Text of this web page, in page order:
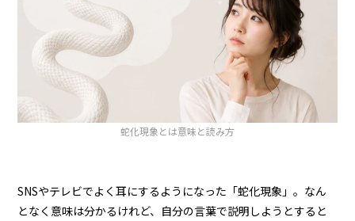
蛇化現象とは意味と読み方
SNSやテレビでよく耳にするようになった「蛇化現象」。なん
となく意味は分かるけれど、自分の言葉で説明しようとすると